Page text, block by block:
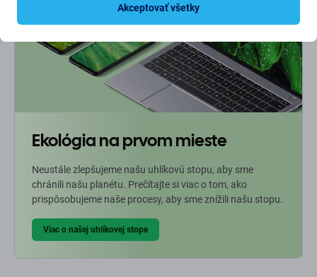
Ekológia na prvom mieste
Neustále zlepšujeme našu uhlíkovú stopu, aby sme
chránili našu planétu. Prečítajte si viac o tom, ako
prispôsobujeme naše procesy, aby sme znížili našu stopu.
Viac o našej uhlíkovej stope
Akceptovať všetky